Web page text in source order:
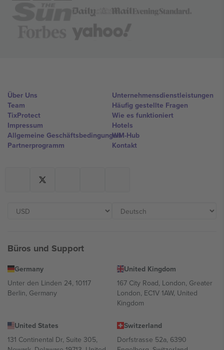
Über Uns
Team
TixProtect
Impressum
Allgemeine Geschäftsbedingungen
Partnerprogramm
Unternehmensdienstleistungen
Häufig gestellte Fragen
Wie es funktioniert
Hotels
WM-Hub
Kontakt
Büros und Support
Germany
Unter den Linden 24, 10117
Berlin, Germany
United Kingdom
167 City Road, London, Greater
London, EC1V 1AW, United
Kingdom
United States
131 Continental Dr, Suite 305,
Switzerland
Dorfstrasse 52a, 6390